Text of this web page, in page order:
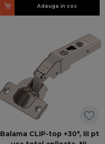
Adauga in cos
Balama CLIP-top +30*, III pt